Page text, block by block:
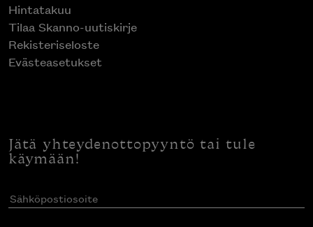
Hintatakuu
Tilaa Skanno-uutiskirje
Rekisteriseloste
Evästeasetukset
Jätä yhteydenottopyyntö tai tule
käymään!
Sähköpostiosoite(Pakollinen)